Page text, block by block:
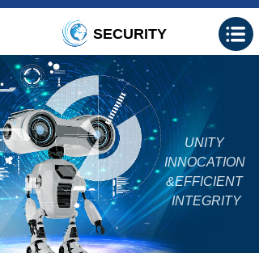
SECURITY
UNITY
INNOCATION
&EFFICIENT
INTEGRITY